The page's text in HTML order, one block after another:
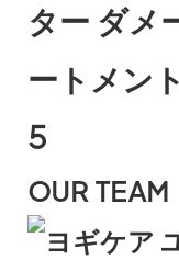
OUR TEAM